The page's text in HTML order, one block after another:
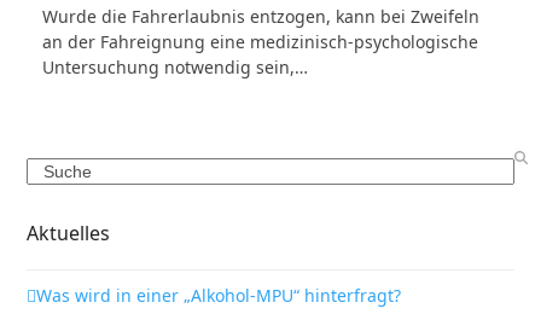
Wurde die Fahrerlaubnis entzogen, kann bei Zweifeln
an der Fahreignung eine medizinisch-psychologische
Untersuchung notwendig sein,…
Search
Aktuelles
Was wird in einer „Alkohol-MPU“ hinterfragt?